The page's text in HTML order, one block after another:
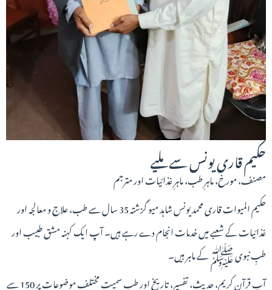
حکیم قاری یونس سے ملیے
مصنف، مورخ، ماہرِ طب، ماہرِ غذائیات اور مترجم
حکیم المیوات قاری محمد یونس شاہد میو گزشتہ 35 سال سے طب، علاج و معالجہ اور
غذائیات کے شعبے میں خدمات انجام دے رہے ہیں۔ آپ ایک کہنہ مشق طبیب اور
طبِ نبوی ﷺ کے ماہر ہیں۔
آپ قرآنِ کریم، حدیث، تفسیر، تاریخ اور طب سمیت مختلف موضوعات پر 150 سے